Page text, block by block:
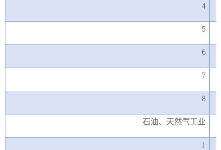
4
5
6
7
8
石油、天然气工业
1